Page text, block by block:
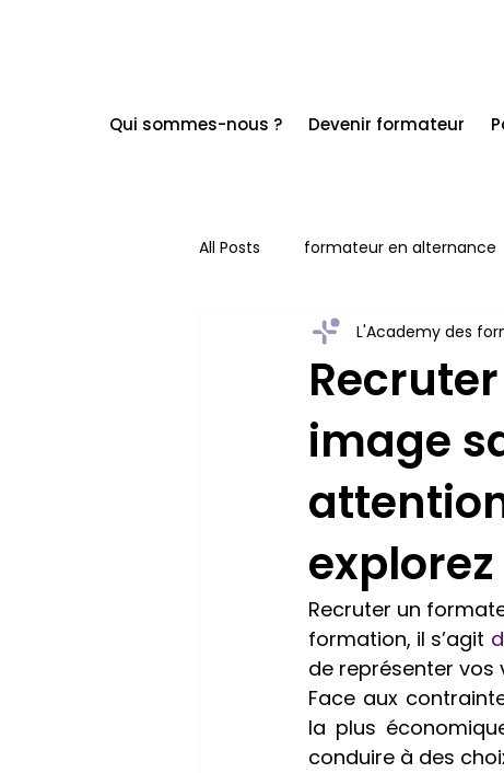
All Posts formateur en alternance
image
L'Academy des
Recruter un
formation, il s’agit
de représenter vos
Face aux
la plus
conduire à des
Qui sommes-nous ? Devenir formateur